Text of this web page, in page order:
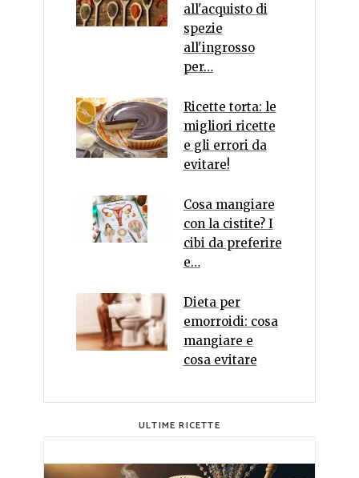
all'acquisto di
spezie
all'ingrosso
per…
Ricette torta: le
migliori ricette
e gli errori da
evitare!
Cosa mangiare
con la cistite? I
cibi da preferire
e…
Dieta per
emorroidi: cosa
mangiare e
cosa evitare
ULTIME RICETTE